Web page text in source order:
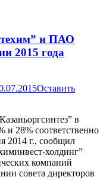
и ПАО
2015 года
Оставить
в
и 28% соответственно
2014 г., сообщил
холдинг”
компаний
совета директоров